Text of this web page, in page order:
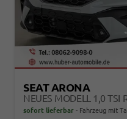
SEAT ARONA
NEUES MODELL 1,0 TSI
sofort lieferbar Fahrzeug mit